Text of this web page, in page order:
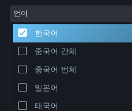
정보
지원
언어 변경
Steam 모바일 앱 다운로드
언어
한국어
중국어 간체
중국어 번체
일본어
태국어
정렬 기준 연관성
검색 결과가 0개 있습니다. 환경 설
었습니다.